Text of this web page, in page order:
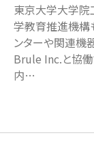
東京大学大学
学教育推進機構
ンターや関連機
Brule Inc.と協働
内…